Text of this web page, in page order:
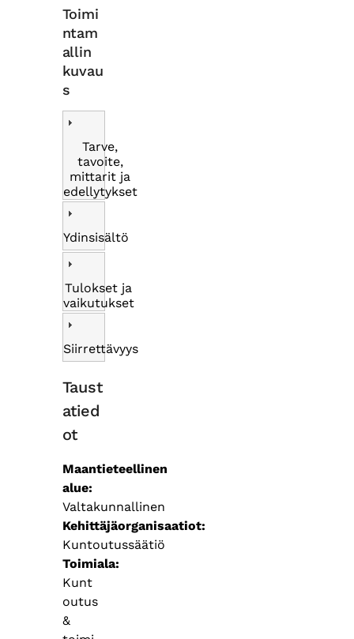
Toimi
ntam
allin
kuvau
s
Tarve,
tavoite,
mittarit ja
edellytykset
Ydinsisältö
Tulokset ja
vaikutukset
Siirrettävyys
Taust
atied
ot
Maantieteellinen
alue
Valtakunnallinen
Kehittäjäorganisaatiot
Kuntoutussäätiö
Toimiala
Kunt
outus
&